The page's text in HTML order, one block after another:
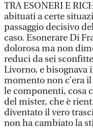
TRA ESONERI E
abituati a certe
passaggio decisivo
caso. Esonerare Di
dolorosa ma non
reduci da sei
Livorno, e
momento non c’era
le componenti, cosa
del mister, che è
diventato il vero
non ha cambiato la